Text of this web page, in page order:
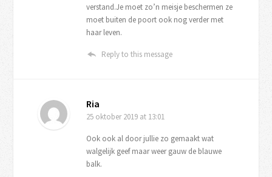
verstand.Je moet zo’n meisje beschermen ze
moet buiten de poort ook nog verder met
haar leven.
Reply to this message
Ria
25 oktober 2019 at 13:01
Ook ook al door jullie zo gemaakt wat
walgelijk geef maar weer gauw de blauwe
balk.